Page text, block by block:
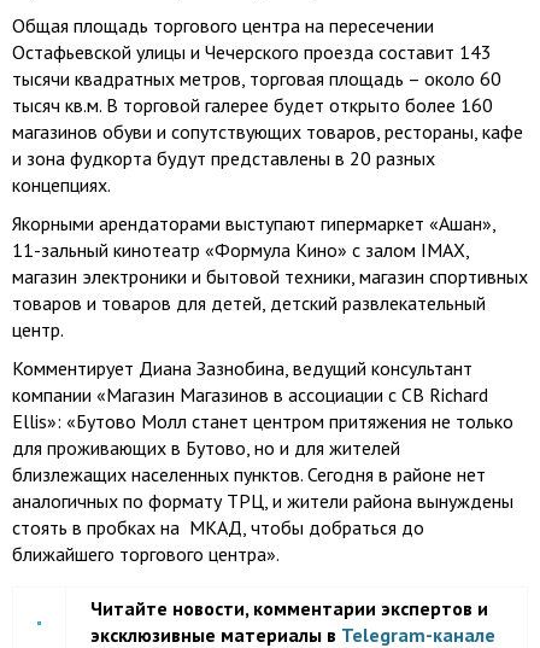
Общая площадь торгового центра на пересечении
Остафьевской улицы и Чечерского проезда составит 143
тысячи квадратных метров, торговая площадь – около 60
тысяч кв.м. В торговой галерее будет открыто более 160
магазинов обуви и сопутствующих товаров, рестораны, кафе
и зона фудкорта будут представлены в 20 разных
концепциях.
Якорными арендаторами выступают гипермаркет «Ашан»,
11-зальный кинотеатр «Формула Кино» с залом IMAX,
магазин электроники и бытовой техники, магазин спортивных
товаров и товаров для детей, детский развлекательный
центр.
Комментирует Диана Зазнобина, ведущий консультант
компании «Магазин Магазинов в ассоциации с CB Richard
Ellis»: «Бутово Молл станет центром притяжения не только
для проживающих в Бутово, но и для жителей
близлежащих населенных пунктов. Сегодня в районе нет
аналогичных по формату ТРЦ, и жители района вынуждены
стоять в пробках на МКАД, чтобы добраться до
ближайшего торгового центра».
Читайте новости, комментарии экспертов и
эксклюзивные материалы в Telegram-канале